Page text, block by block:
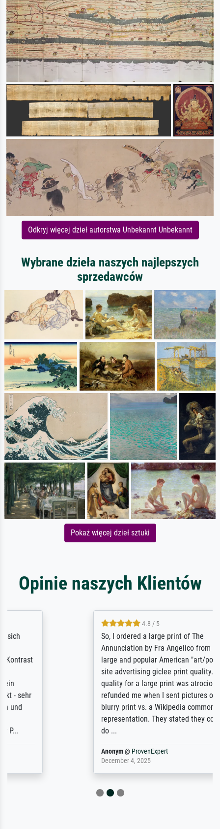
Odkryj więcej dzieł autorstwa Unbekannt Unbekannt
Wybrane dzieła naszych najlepszych
sprzedawców
Pokaż więcej dzieł sztuki
Opinie naszych Klientów
So, I ordered a large print of The
Annunciation by Fra Angelico from a very
large and popular American "art/poster"
site advertising giclee print quality. The
quality for a large print was atrocious. They
refunded me when I sent pictures of the
blurry print vs. a Wikipedia commons
representation. They stated they couldn't
ProvenExpert